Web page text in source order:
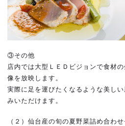
③その他
店内では大型ＬＥＤビジョンで食材
像を放映します。
実際に足を運びたくなるような美し
みいただけます。
（２）仙台産の旬の夏野菜詰め合わ